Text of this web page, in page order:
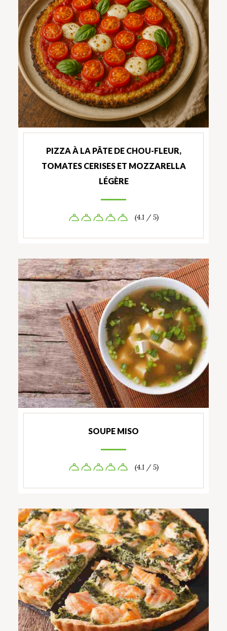
PIZZA À LA PÂTE DE CHOU-FLEUR,
TOMATES CERISES ET MOZZARELLA
LÉGÈRE
(4.1 / 5)
SOUPE MISO
(4.1 / 5)